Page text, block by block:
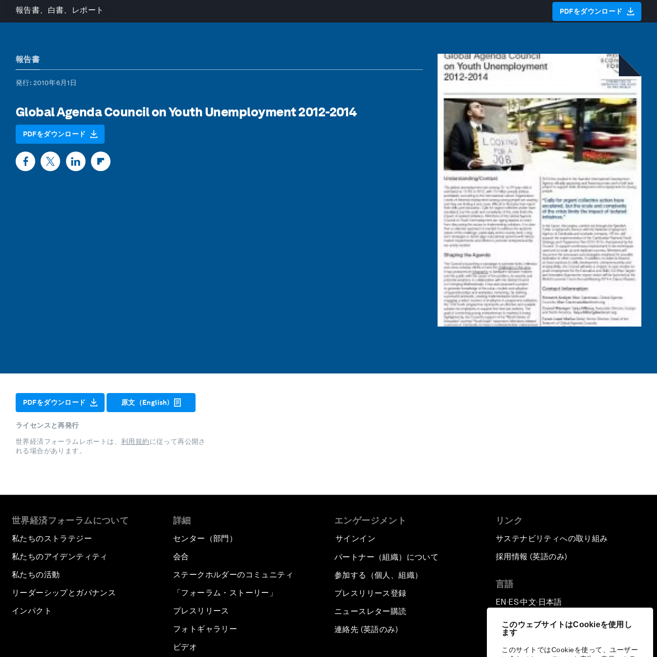
このウェブサイトはCookieを使用し
ます
このサイトではCookieを使って、ユーザー
報告書、白書、レポート PDFをダウンロード
報告書
発行: 2010年6月1日
Global Agenda Council on Youth Unemployment 2012-2014
PDFをダウンロード
PDFをダウンロード 原文（English)
ライセンスと再発行
世界経済フォーラムレポートは、 利用規約に従って再公開さ
れる場合があります。
世界経済フォーラムについて
私たちのストラテジー
私たちのアイデンティティ
私たちの活動
リーダーシップとガバナンス
インパクト
詳細
センター（部門）
会合
ステークホルダーのコミュニティ
「フォーラム・ストーリー」
プレスリリース
フォトギャラリー
ビデオ
エンゲージメント
サインイン
パートナー（組織）について
参加する（個人、組織）
プレスリリース登録
ニュースレター購読
連絡先 (英語のみ)
リンク
サステナビリティへの取り組み
採用情報 (英語のみ)
言語
EN ▪ES▪中文▪ 日本語